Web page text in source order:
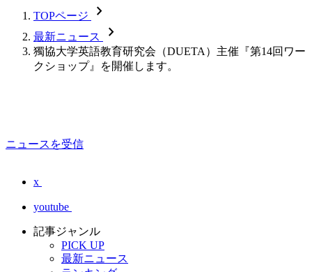
TOPページ chevron_forward
最新ニュース chevron_forward
獨協大学英語教育研究会（DUETA）主催『第14回ワー
クショップ』を開催します。
ニュースを受信
x
youtube
記事ジャンル
PICK UP
最新ニュース